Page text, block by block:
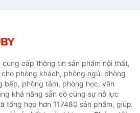
cấp thông tin sản phẩm nội thất,
phòng khách, phòng ngủ, phòng
bếp, phòng tắm, phòng học, văn
khả năng sẵn có cùng sự nỗ lực
tổng hợp hơn 117480 sản phẩm, giúp